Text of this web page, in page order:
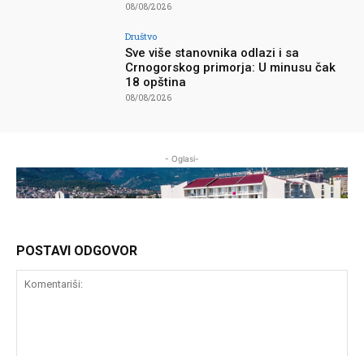
08/08/2026
Društvo
Sve više stanovnika odlazi i sa
Crnogorskog primorja: U minusu čak
18 opština
08/08/2026
- Oglasi-
POSTAVI ODGOVOR